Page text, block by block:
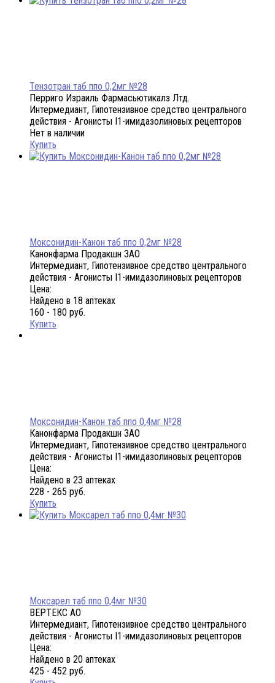
Тензотран таб ппо 0,2мг №28
Перриго Израиль Фармасьютикалз Лтд.
Интермедиант, Гипотензивное средство центрального
действия - Агонисты I1-имидазолиновых рецепторов
Нет в наличии
Купить
Моксонидин-Канон таб ппо 0,2мг №28
Канонфарма Продакшн ЗАО
Интермедиант, Гипотензивное средство центрального
действия - Агонисты I1-имидазолиновых рецепторов
Цена:
Найдено в 18 аптеках
160 - 180 руб.
Купить
Моксонидин-Канон таб ппо 0,4мг №28
Канонфарма Продакшн ЗАО
Интермедиант, Гипотензивное средство центрального
действия - Агонисты I1-имидазолиновых рецепторов
Цена:
Найдено в 23 аптеках
228 - 265 руб.
Купить
Моксарел таб ппо 0,4мг №30
ВЕРТЕКС АО
Интермедиант, Гипотензивное средство центрального
действия - Агонисты I1-имидазолиновых рецепторов
Цена:
Найдено в 20 аптеках
425 - 452 руб.